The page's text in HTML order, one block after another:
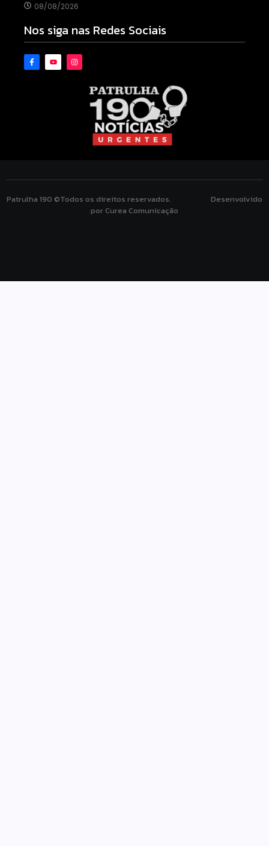
08/08/2026
Nos siga nas Redes Sociais
Patrulha 190 ©Todos os direitos reservados. Desenvolvido
por Curea Comunicação